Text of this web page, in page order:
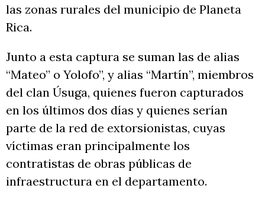
las zonas rurales del municipio de Planeta
Rica.
Junto a esta captura se suman las de alias
“Mateo” o Yolofo”, y alias “Martín”, miembros
del clan Úsuga, quienes fueron capturados
en los últimos dos días y quienes serían
parte de la red de extorsionistas, cuyas
víctimas eran principalmente los
contratistas de obras públicas de
infraestructura en el departamento.